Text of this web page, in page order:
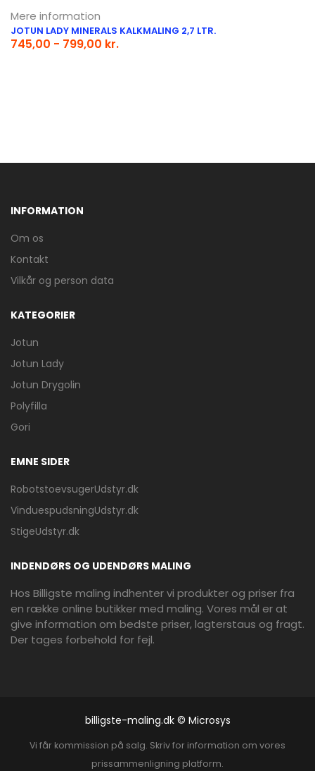
Mere information
JOTUN LADY MINERALS KALKMALING 2,7 LTR.
745,00 - 799,00 kr.
INFORMATION
Om os
Kontakt
Vilkår og person data
KATEGORIER
Jotun
Jotun Lady
Jotun Drygolin
Polyfilla
Gori
EMNE SIDER
RobotstoevsugerUdstyr.dk
VinduespudsningUdstyr.dk
StigeUdstyr.dk
INDENDØRS OG UDENDØRS MALING
Hos Billigste maling indhenter vi produkter og priser fra
en række online butikker med maling. Vores mål er at
give information om bedste priser, lagterstaus og fragt.
Der tages forbehold for fejl.
billigste-maling.dk © Microsys
Vi får kommission på salg. Skriv for information om vores
prissammenligning platform.